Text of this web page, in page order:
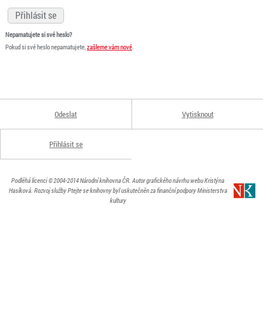
Nepamatujete si své heslo?
Pokud si své heslo nepamatujete,zašleme vám nové.
Odeslat Vytisknout
Přihlásit se
Podléhá licenci© 2004-2014Národní knihovna ČR. Autor grafického návrhu webu Kristýna
Hasíková. Rozvoj služby Ptejte se knihovny byl uskutečněn za finanční podpory Ministerstva
kultury